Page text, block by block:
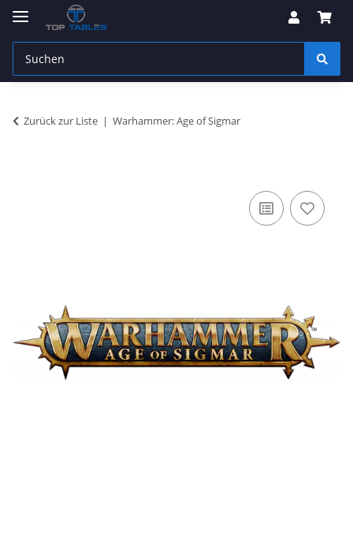
Zurück zur Liste Warhammer: Age of Sigmar